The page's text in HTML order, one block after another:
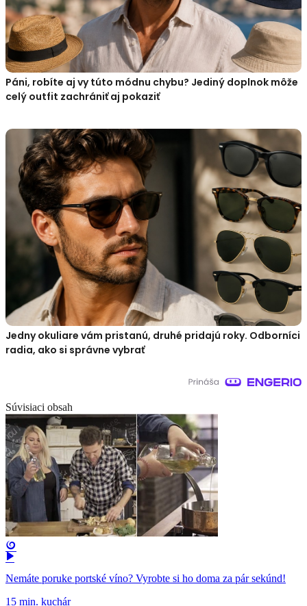
Páni, robíte aj vy túto módnu chybu? Jediný doplnok môže
celý outfit zachrániť aj pokaziť
Jedny okuliare vám pristanú, druhé pridajú roky. Odborníci
radia, ako si správne vybrať
Súvisiaci obsah
Nemáte poruke portské víno? Vyrobte si ho doma za pár sekúnd!
15 min. kuchár